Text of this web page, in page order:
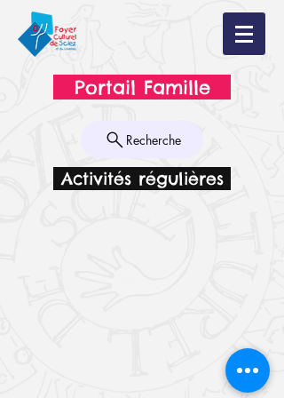
Portail Famille
Recherche
Activités régulières